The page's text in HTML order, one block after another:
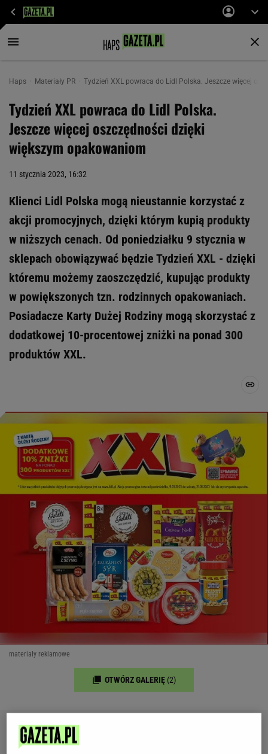
Haps Materiały PR Tydzień XXL powraca do Lidl Polska. Jeszcze więcej
Tydzień XXL powraca do Lidl Polska.
Jeszcze więcej oszczędności dzięki
większym opakowaniom
11 stycznia 2023, 16:32
Klienci Lidl Polska mogą nieustannie korzystać z
akcji promocyjnych, dzięki którym kupią produkty
w niższych cenach. Od poniedziałku 9 stycznia w
sklepach obowiązywać będzie Tydzień XXL - dzięki
któremu możemy zaoszczędzić, kupując produkty
w powiększonych tzn. rodzinnych opakowaniach.
Posiadacze Karty Dużej Rodziny mogą skorzystać z
dodatkowej 10-procentowej zniżki na ponad 300
produktów XXL.
materiały reklamowe
OTWÓRZ GALERIĘ (2)